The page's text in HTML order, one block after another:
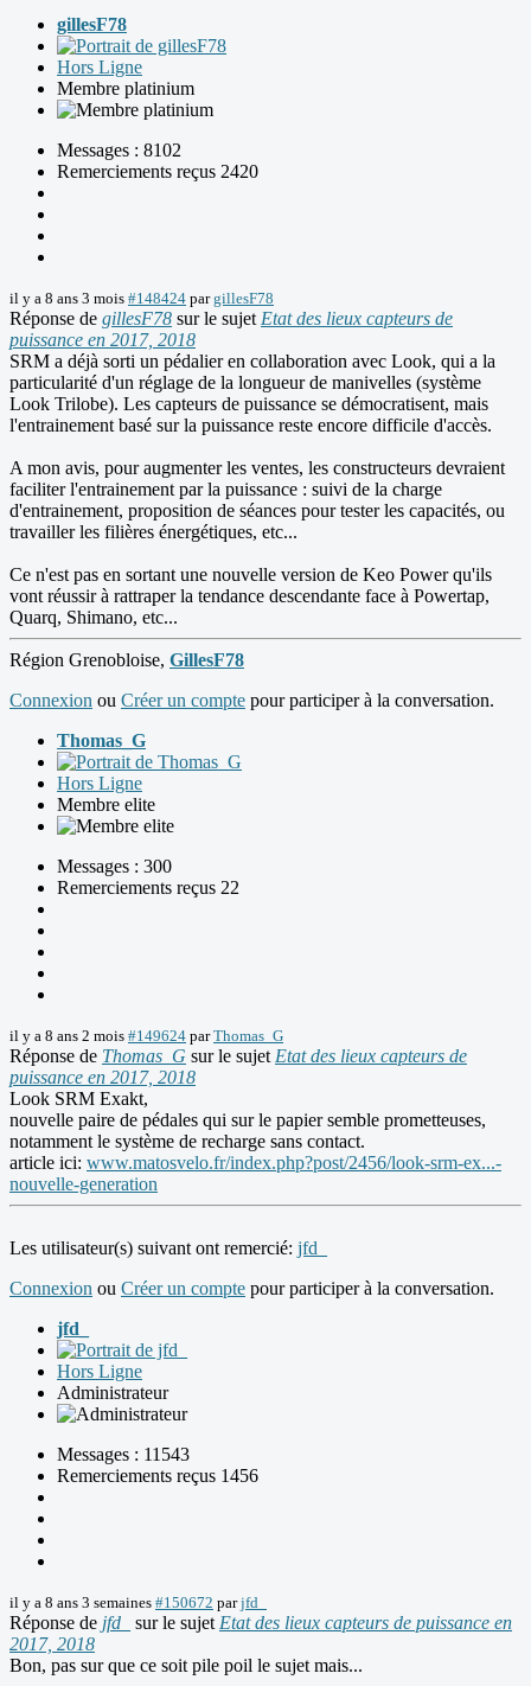
gillesF78
Hors Ligne
Membre platinium
Messages : 8102
Remerciements reçus 2420
il y a 8 ans 3 mois #148424 pargillesF78
Réponse de gillesF78 sur le sujet Etat des lieux capteurs de
puissance en 2017, 2018
SRM a déjà sorti un pédalier en collaboration avec Look, qui a la
particularité d'un réglage de la longueur de manivelles (système
Look Trilobe). Les capteurs de puissance se démocratisent, mais
l'entrainement basé sur la puissance reste encore difficile d'accès.
A mon avis, pour augmenter les ventes, les constructeurs devraient
faciliter l'entrainement par la puissance : suivi de la charge
d'entrainement, proposition de séances pour tester les capacités, ou
travailler les filières énergétiques, etc...
Ce n'est pas en sortant une nouvelle version de Keo Power qu'ils
vont réussir à rattraper la tendance descendante face à Powertap,
Quarq, Shimano, etc...
Région Grenobloise, GillesF78
Connexion ou Créer un compte pour participer à la conversation.
Thomas_G
Hors Ligne
Membre elite
Messages : 300
Remerciements reçus 22
il y a 8 ans 2 mois #149624 parThomas_G
Réponse de Thomas_G sur le sujet Etat des lieux capteurs de
puissance en 2017, 2018
Look SRM Exakt,
nouvelle paire de pédales qui sur le papier semble prometteuses,
notamment le système de recharge sans contact.
article ici: www.matosvelo.fr/index.php?post/2456/look-srm-ex...-
nouvelle-generation
Les utilisateur(s) suivant ont remercié: jfd_
Connexion ou Créer un compte pour participer à la conversation.
jfd_
Hors Ligne
Administrateur
Messages : 11543
Remerciements reçus 1456
il y a 8 ans 3 semaines #150672 parjfd_
Réponse de jfd_ sur le sujet Etat des lieux capteurs de puissance en
2017, 2018
Bon, pas sur que ce soit pile poil le sujet mais...